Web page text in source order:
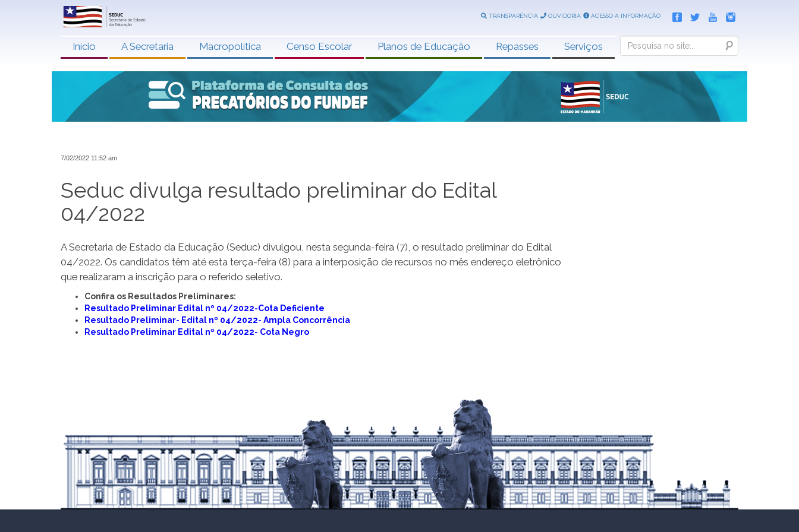
TRANSPARÊNCIA OUVIDORIA ACESSO A INFORMAÇÃO
Início A Secretaria Macropolítica Censo Escolar Planos de Educação Repasses Serviços Search
7/02/2022 11:52 am
Seduc divulga resultado preliminar do Edital
04/2022
A Secretaria de Estado da Educação (Seduc) divulgou, nesta segunda-feira (7), o resultado preliminar do Edital
04/2022. Os candidatos têm até esta terça-feira (8) para a interposição de recursos no mês endereço eletrônico
que realizaram a inscrição para o referido seletivo.
Confira os Resultados Preliminares:
Resultado Preliminar Edital nº 04/2022-Cota Deficiente
Resultado Preliminar- Edital nº 04/2022- Ampla Concorrência
Resultado Preliminar Edital nº 04/2022- Cota Negro